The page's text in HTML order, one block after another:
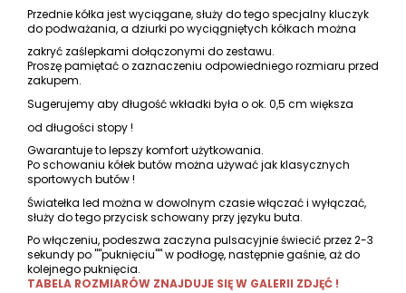
Przednie kółka jest wyciągane, służy do tego specjalny kluczyk
do podważania, a dziurki po wyciągniętych kółkach można
zakryć zaślepkami dołączonymi do zestawu.
Proszę pamiętać o zaznaczeniu odpowiedniego rozmiaru przed
zakupem.
Sugerujemy aby długość wkładki była o ok. 0,5 cm większa
od długości stopy !
Gwarantuje to lepszy komfort użytkowania.
Po schowaniu kółek butów można używać jak klasycznych
sportowych butów !
Światełka led można w dowolnym czasie włączać i wyłączać,
służy do tego przycisk schowany przy języku buta.
Po włączeniu, podeszwa zaczyna pulsacyjnie świecić przez 2-3
sekundy po ""puknięciu"" w podłogę, następnie gaśnie, aż do
kolejnego puknięcia.
TABELA ROZMIARÓW ZNAJDUJE SIĘ W GALERII ZDJĘĆ !